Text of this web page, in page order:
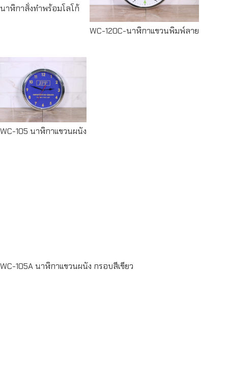
นาฬิกาสั่งทำพร้อมโลโก้
WC-120C-นาฬิกาแขวนพิมพ์ลาย
Read
more
WC-105 นาฬิกาแขวนผนัง
WC-105A นาฬิกาแขวนผนัง กรอบสีเขียว